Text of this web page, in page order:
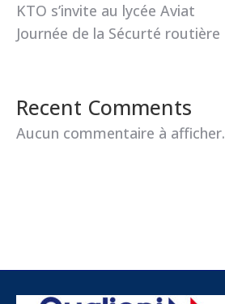
KTO s’invite au lycée Aviat
Journée de la Sécurté routière
Recent Comments
Aucun commentaire à afficher.